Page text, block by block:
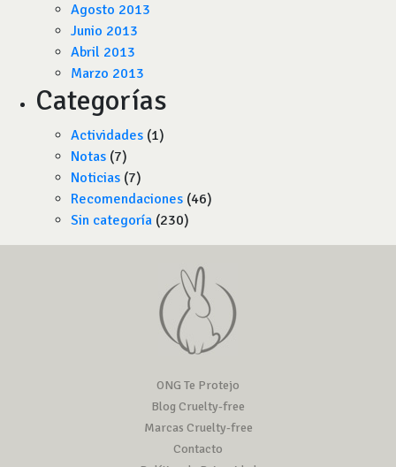
Agosto 2013
Junio 2013
Abril 2013
Marzo 2013
Categorías
Actividades (1)
Notas (7)
Noticias (7)
Recomendaciones (46)
Sin categoría (230)
ONG Te Protejo
Blog Cruelty-free
Marcas Cruelty-free
Contacto